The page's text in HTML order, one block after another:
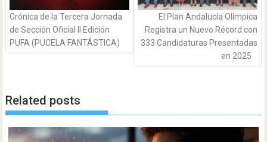
Crónica de la Tercera Jornada
de Sección Oficial II Edición
PUFA (PUCELA FANTÁSTICA)
El Plan Andalucía Olímpica
Registra un Nuevo Récord con
333 Candidaturas Presentadas
en 2025
Related posts